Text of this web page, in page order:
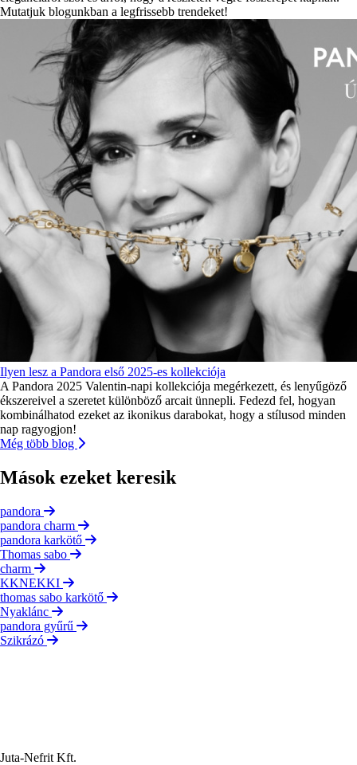
Mutatjuk blogunkban a legfrissebb trendeket!
Ilyen lesz a Pandora első 2025-es kollekciója
A Pandora 2025 Valentin-napi kollekciója megérkezett, és lenyűgöző
ékszereivel a szeretet különböző arcait ünnepli. Fedezd fel, hogyan
kombinálhatod ezeket az ikonikus darabokat, hogy a stílusod minden
nap ragyogjon!
Még több blog
Mások ezeket keresik
pandora
pandora charm
pandora karkötő
Thomas sabo
charm
KKNEKKI
thomas sabo karkötő
Nyaklánc
pandora gyűrű
Szikrázó
Juta-Nefrit Kft.